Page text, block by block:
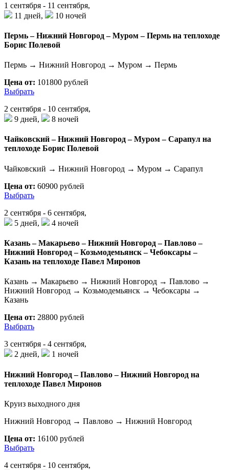
1 сентября - 11 сентября,
11 дней,
10 ночей
Пермь – Нижний Новгород – Муром – Пермь на теплоходе
Борис Полевой
Пермь → Нижний Новгород → Муром → Пермь
Цена от: 101800 рублей
Выбрать
2 сентября - 10 сентября,
9 дней,
8 ночей
Чайковский – Нижний Новгород – Муром – Сарапул на
теплоходе Борис Полевой
Чайковский → Нижний Новгород → Муром → Сарапул
Цена от: 60900 рублей
Выбрать
2 сентября - 6 сентября,
5 дней,
4 ночей
Казань – Макарьево – Нижний Новгород – Павлово –
Нижний Новгород – Козьмодемьянск – Чебоксары –
Казань на теплоходе Павел Миронов
Казань → Макарьево → Нижний Новгород → Павлово →
Нижний Новгород → Козьмодемьянск → Чебоксары →
Казань
Цена от: 28800 рублей
Выбрать
3 сентября - 4 сентября,
2 дней,
1 ночей
Нижний Новгород – Павлово – Нижний Новгород на
теплоходе Павел Миронов
Круиз выходного дня
Нижний Новгород → Павлово → Нижний Новгород
Цена от: 16100 рублей
Выбрать
4 сентября - 10 сентября,